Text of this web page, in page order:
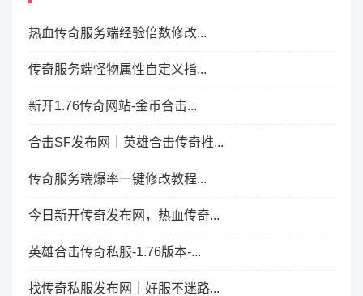
热血传奇服务端经验倍数修改...
传奇服务端怪物属性自定义指...
新开1.76传奇网站-金币合击...
合击SF发布网｜英雄合击传奇推...
传奇服务端爆率一键修改教程...
今日新开传奇发布网，热血传奇...
英雄合击传奇私服-1.76版本-...
找传奇私服发布网｜好服不迷路...